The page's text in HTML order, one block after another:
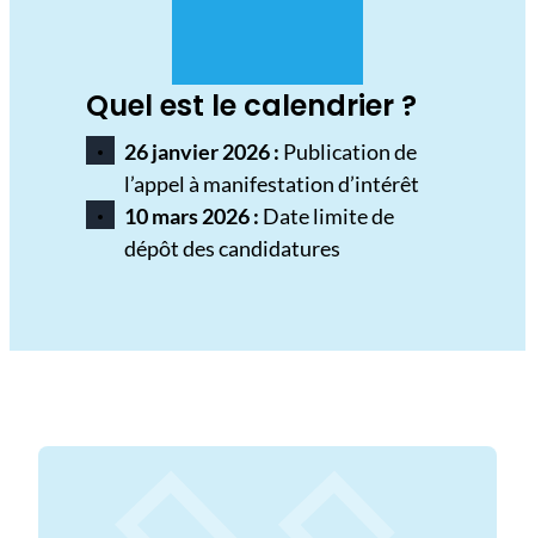
Quel est le calendrier ?
26 janvier 2026 : Publication de
l’appel à manifestation d’intérêt
10 mars 2026 : Date limite de
dépôt des candidatures